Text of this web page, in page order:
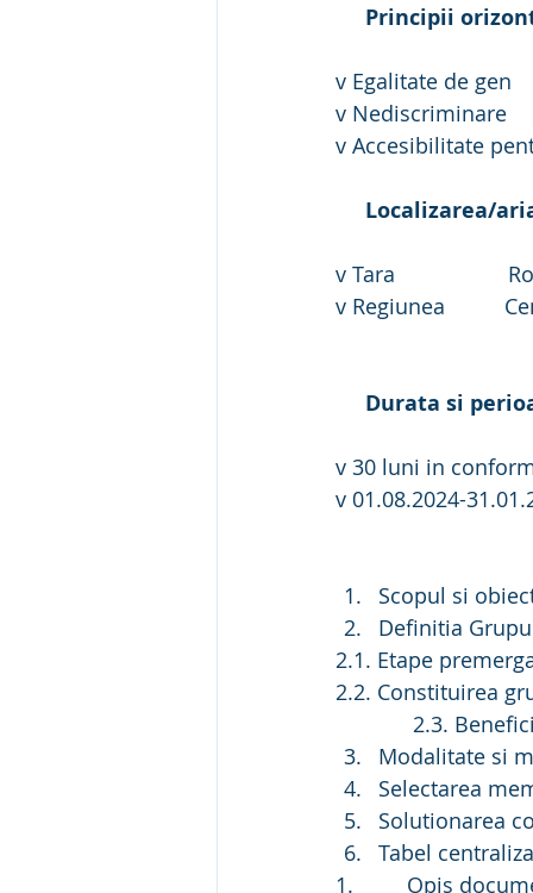
Principii
v Egalitate de gen
v Nediscriminare
v Accesibilitate
Localizarea/
v Tara
v Regiunea
Durata si
v 30 luni in
v 01.08.2024-
Scopul si
Definitia
2.1. Etape
2.2. Constituirea
2.3. Beneficii
Modalitate si
Selectarea
Solutionarea
Tabel
1.         Opis